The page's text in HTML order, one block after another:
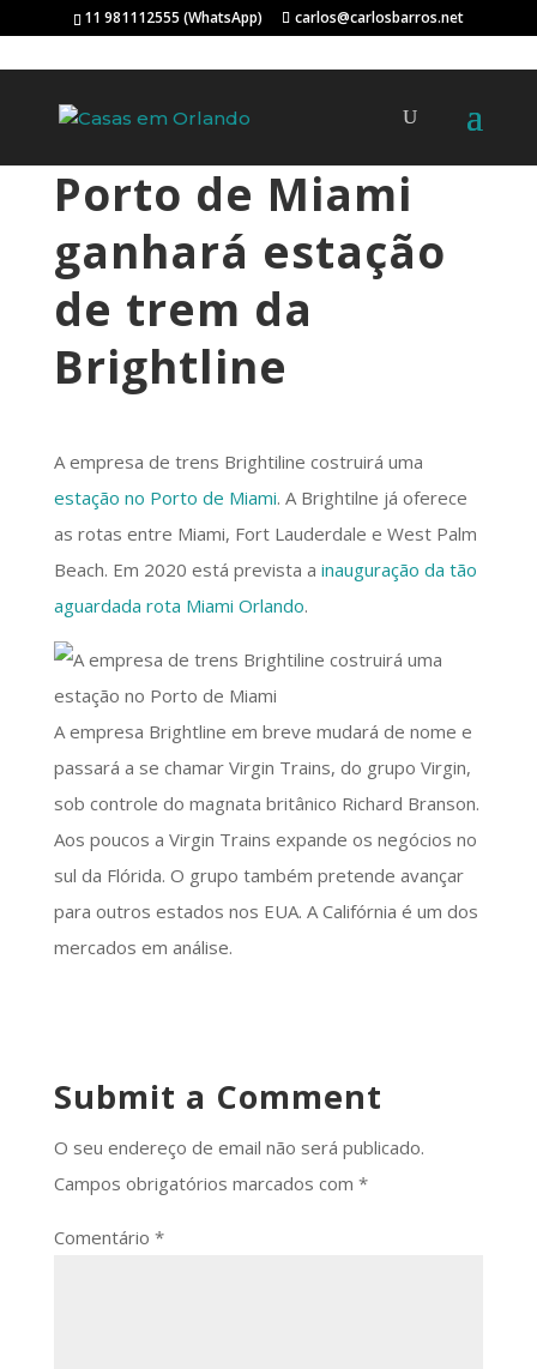
11 981112555 (WhatsApp) carlos@carlosbarros.net
Porto de Miami
ganhará estação
de trem da
Brightline
A empresa de trens Brightiline costruirá uma
estação no Porto de Miami. A Brightilne já oferece
as rotas entre Miami, Fort Lauderdale e West Palm
Beach. Em 2020 está prevista a inauguração da tão
aguardada rota Miami Orlando.
A empresa Brightline em breve mudará de nome e
passará a se chamar Virgin Trains, do grupo Virgin,
sob controle do magnata britânico Richard Branson.
Aos poucos a Virgin Trains expande os negócios no
sul da Flórida. O grupo também pretende avançar
para outros estados nos EUA. A Califórnia é um dos
mercados em análise.
Submit a Comment
O seu endereço de email não será publicado.
Campos obrigatórios marcados com *
Comentário *